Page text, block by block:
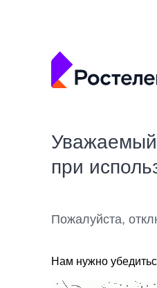
Уважаемый
при
Пожалуйста,
Нам нужно